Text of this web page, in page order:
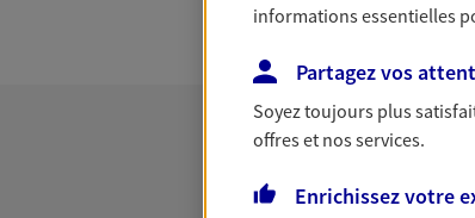
informations essentielles
Partagez vos
Soyez toujours plus
offres et nos services.
Enrichissez votre